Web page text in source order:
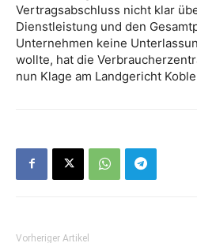
Vertragsabschluss nicht klar
Dienstleistung und den
Unternehmen keine
wollte, hat die
nun Klage am Landgericht
Vorheriger Artikel